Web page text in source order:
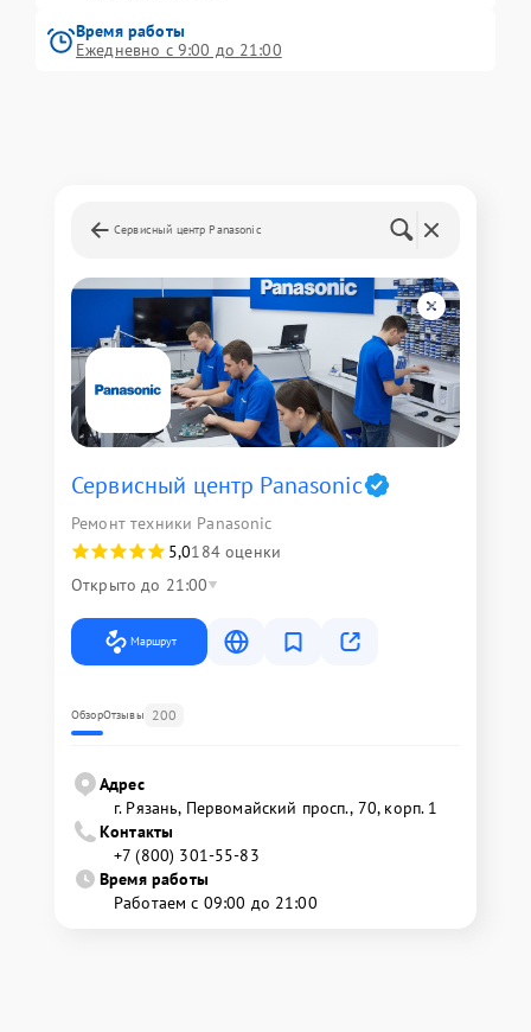
Время работы
Ежедневно с 9:00 до 21:00
Сервисный центр Panasonic
Сервисный центр Panasonic
Ремонт техники Panasonic
5,0184 оценки
Открыто до 21:00
Маршрут
ОбзорОтзывы 200
Адрес
г. Рязань, Первомайский просп., 70, корп. 1
Контакты
+7 (800) 301-55-83
Время работы
Работаем с 09:00 до 21:00